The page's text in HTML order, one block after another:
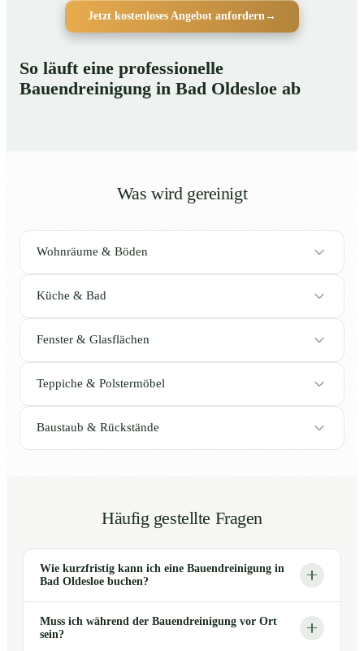
Jetzt kostenloses Angebot anfordern →
So läuft eine professionelle
Bauendreinigung in Bad Oldesloe ab
Was wird gereinigt
Wohnräume & Böden
Küche & Bad
Fenster & Glasflächen
Teppiche & Polstermöbel
Baustaub & Rückstände
Häufig gestellte Fragen
Wie kurzfristig kann ich eine Bauendreinigung in
Bad Oldesloe buchen?
Muss ich während der Bauendreinigung vor Ort
sein?